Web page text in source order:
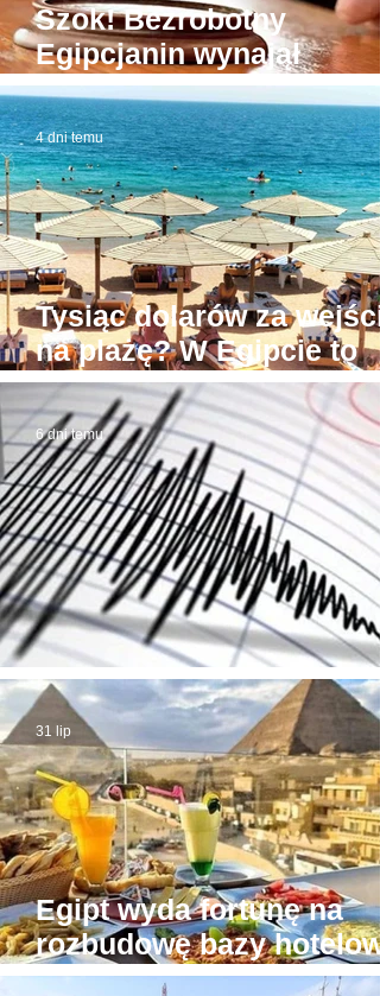
Szok! Bezrobotny
Egipcjanin wynajął
budynek sądu. W
roboty todze wyłudzał
łapówki od naiwnych
Tysiąc dolarów za
na plażę? W Egipcie to
możliwe! Stąd awantury
4 dni temu
Trzęsienie ziemi w
6 dni temu
Egipt wyda fortunę na
rozbudowę bazy
wokół Piramid w Gizie
31 lip